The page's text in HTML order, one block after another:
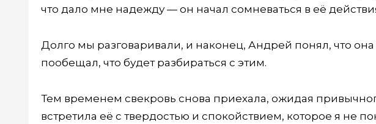
что дало мне надежду — он начал сомневаться в её
Долго мы разговаривали, и наконец, Андрей понял, что
пообещал, что будет разбираться с этим.
Тем временем свекровь снова приехала, ожидая
встретила её с твердостью и спокойствием, которое я не